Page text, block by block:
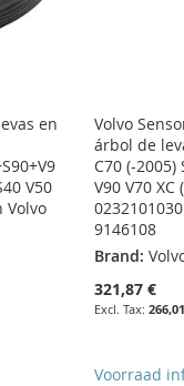
en
V50
Volvo
Volvo
árbol de
C70 (-2005)
V90 V70
9146108
Brand:
321,87 €
Voorraad